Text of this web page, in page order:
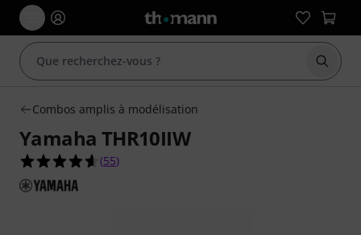
Combos amplis à modélisation
Yamaha THR10IIW
4.6 étoiles sur 5 d'après 55 évaluations clients
(55)